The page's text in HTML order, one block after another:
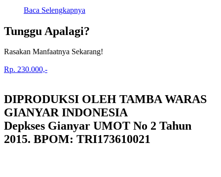
Baca Selengkapnya
Tunggu Apalagi?
Rasakan Manfaatnya Sekarang!
Rp. 230.000,-
DIPRODUKSI OLEH TAMBA WARAS
GIANYAR INDONESIA
Depkses Gianyar UMOT No 2 Tahun
2015. BPOM: TRI173610021